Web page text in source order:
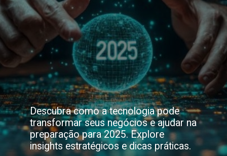
Descubra como a tecnologia pode
transformar seus negócios e ajudar na
preparação para 2025. Explore
insights estratégicos e dicas práticas.